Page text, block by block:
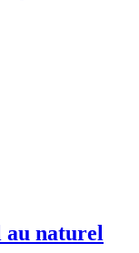
au naturel